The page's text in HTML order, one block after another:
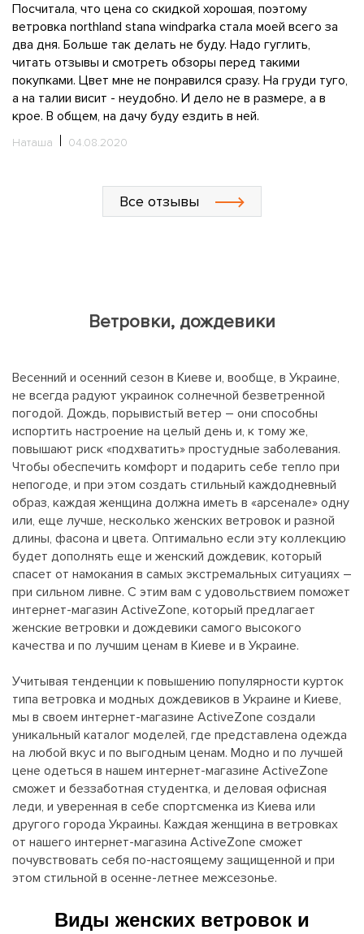
что цена со скидкой хорошая, поэтому
northland stana windparka стала моей всего за
Больше так делать не буду. Надо гуглить,
отзывы и смотреть обзоры перед такими
Цвет мне не понравился сразу. На груди туго,
висит - неудобно. И дело не в размере, а в
общем, на дачу буду ездить в ней.
04.08.2020
Так себе
девушек,
подарил
она меня
Все отзывы
Ветровки, дождевики
Весенний и осенний сезон в Киеве и, вообще, в Украине,
не всегда радуют украинок солнечной безветренной
погодой. Дождь, порывистый ветер – они способны
испортить настроение на целый день и, к тому же,
повышают риск «подхватить» простудные заболевания.
Чтобы обеспечить комфорт и подарить себе тепло при
непогоде, и при этом создать стильный каждодневный
образ, каждая женщина должна иметь в «арсенале» одну
или, еще лучше, несколько женских ветровок и разной
длины, фасона и цвета. Оптимально если эту коллекцию
будет дополнять еще и женский дождевик, который
спасет от намокания в самых экстремальных ситуациях –
при сильном ливне. С этим вам с удовольствием поможет
интернет-магазин ActiveZone, который предлагает
женские ветровки и дождевики самого высокого
качества и по лучшим ценам в Киеве и в Украине.
Учитывая тенденции к повышению популярности курток
типа ветровка и модных дождевиков в Украине и Киеве,
мы в своем интернет-магазине ActiveZone создали
уникальный каталог моделей, где представлена одежда
на любой вкус и по выгодным ценам. Модно и по лучшей
цене одеться в нашем интернет-магазине ActiveZone
сможет и беззаботная студентка, и деловая офисная
леди, и уверенная в себе спортсменка из Киева или
другого города Украины. Каждая женщина в ветровках
от нашего интернет-магазина ActiveZone сможет
почувствовать себя по-настоящему защищенной и при
этом стильной в осенне-летнее межсезонье.
Виды женских ветровок и